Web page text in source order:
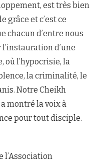
est très bien
grâce et c’est ce
chacun d’entre nous
d’une
où l’hypocrisie, la
la criminalité, le
Notre Cheikh
montré la voix à
pour tout disciple.
l’Association